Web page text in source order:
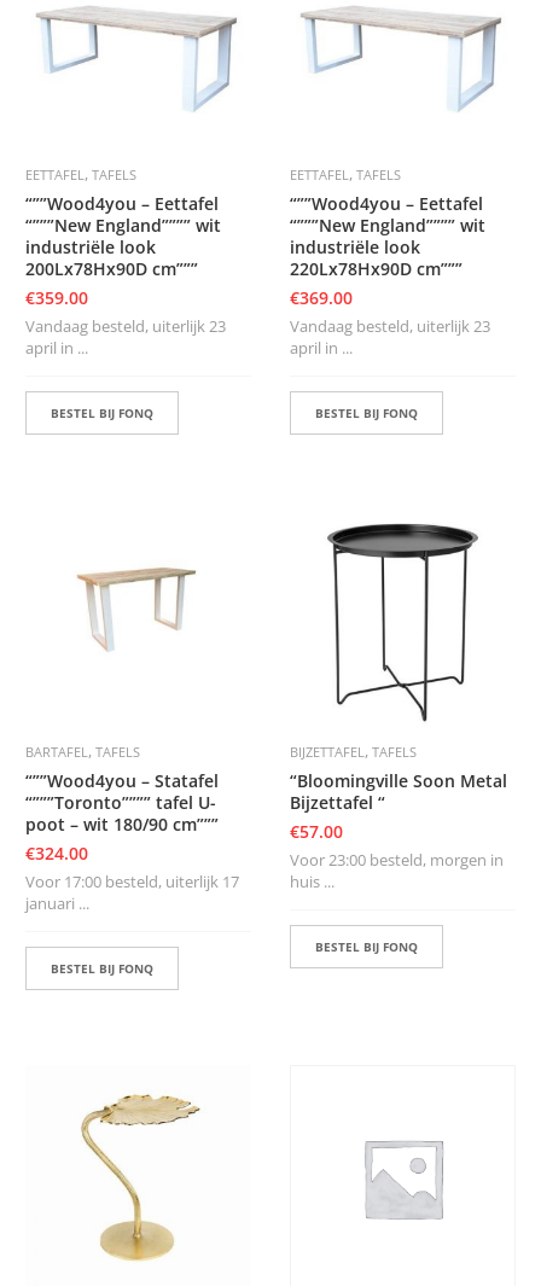
EETTAFEL, TAFELS
“””Wood4you – Eettafel
“”””New England”””” wit
industriële look
200Lx78Hx90D cm”””
€359.00
Vandaag besteld, uiterlijk 23
april in ...
BESTEL BIJ FONQ
EETTAFEL, TAFELS
“””Wood4you – Eettafel
“”””New England”””” wit
industriële look
220Lx78Hx90D cm”””
€369.00
Vandaag besteld, uiterlijk 23
april in ...
BESTEL BIJ FONQ
BARTAFEL, TAFELS
“””Wood4you – Statafel
“”””Toronto”””” tafel U-
poot – wit 180/90 cm”””
€324.00
Voor 17:00 besteld, uiterlijk 17
januari ...
BESTEL BIJ FONQ
BIJZETTAFEL, TAFELS
“Bloomingville Soon Metal
Bijzettafel “
€57.00
Voor 23:00 besteld, morgen in
huis ...
BESTEL BIJ FONQ